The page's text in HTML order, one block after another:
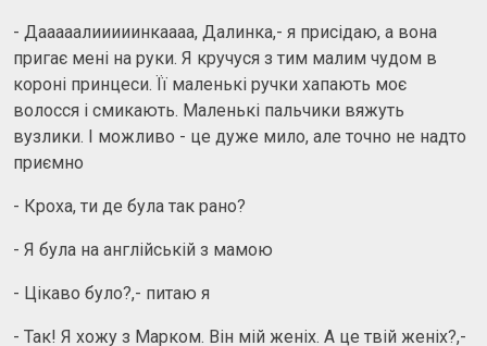
- Дааааалииииинкаааа, Далинка,- я присідаю, а вона
пригає мені на руки. Я кручуся з тим малим чудом в
короні принцеси. Її маленькі ручки хапають моє
волосся і смикають. Маленькі пальчики вяжуть
вузлики. І можливо - це дуже мило, але точно не надто
приємно
- Кроха, ти де була так рано?
- Я була на англійській з мамою
- Цікаво було?,- питаю я
- Так! Я хожу з Марком. Він мій женіх. А це твій женіх?,-